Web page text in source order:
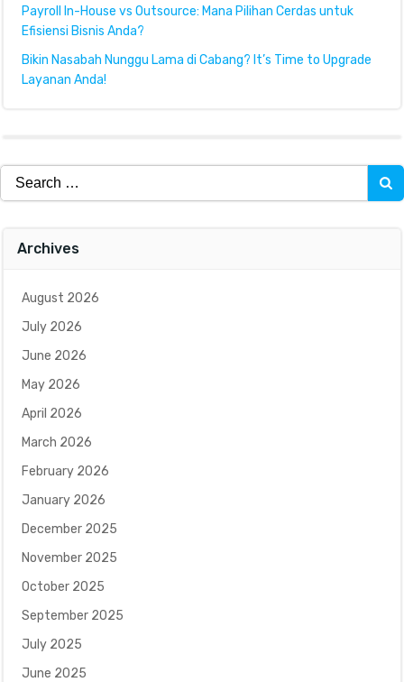
Payroll In-House vs Outsource: Mana Pilihan Cerdas untuk
Efisiensi Bisnis Anda?
Bikin Nasabah Nunggu Lama di Cabang? It’s Time to Upgrade
Layanan Anda!
Search
for:
Archives
August 2026
July 2026
June 2026
May 2026
April 2026
March 2026
February 2026
January 2026
December 2025
November 2025
October 2025
September 2025
July 2025
June 2025